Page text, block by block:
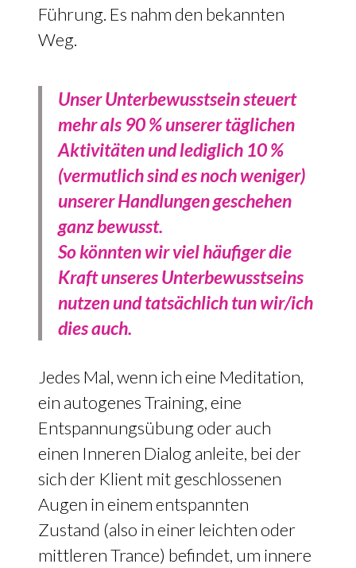
Führung. Es nahm den bekannten
Weg.
Unser Unterbewusstsein steuert
mehr als 90 %unserer täglichen
Aktivitäten und lediglich 10 %
(vermutlich sind es noch weniger)
unserer Handlungen geschehen
ganz bewusst.
So könnten wir viel häufiger die
Kraft unseres Unterbewusstseins
nutzen und tatsächlich tun wir/ich
dies auch.
Jedes Mal, wenn ich eine Meditation,
ein autogenes Training, eine
Entspannungsübung oder auch
einen Inneren Dialog anleite, bei der
sich der Klient mit geschlossenen
Augen in einem entspannten
Zustand (also in einer leichten oder
mittleren Trance) befindet, um innere